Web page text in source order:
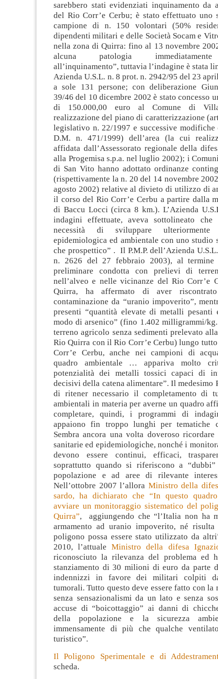
sarebbero stati evidenziati inquinamento da
del Rio Corr’e Cerbu; è stato effettuato uno
campione di n. 150 volontari (50%
dipendenti militari e delle Società Socam e
nella zona di Quirra: fino al 13 novembre
alcuna patologia
all’inquinamento”, tuttavia l’indagine è stata
Azienda U.S.L. n. 8 prot. n. 2942/95 del 23
a sole 131 persone; con deliberazione
39/46 del 10 dicembre 2002 è stato concesso
di 150.000,00 euro al Comune di
realizzazione del piano di caratterizzazione
legislativo n. 22/1997 e successive
D.M. n. 471/1999) dell’area (la cui
affidata dall’Assessorato regionale della
alla Progemisa s.p.a. nel luglio 2002); i
di San Vito hanno adottato ordinanze
(rispettivamente la n. 20 del 14 novembre
agosto 2002) relative al divieto di utilizzo di
il corso del Rio Corr’e Cerbu a partire dalla
di Baccu Locci (circa 8 km.). L’Azienda
indagini effettuate, aveva sottolineato
necessità di sviluppare ulteriormente
epidemiologica ed ambientale con uno studio
che prospettico” . Il P.M.P. dell’Azienda
n. 2626 del 27 febbraio 2003), al termine
preliminare condotta con prelievi di
nell’alveo e nelle vicinanze del Rio Corr’e
Quirra, ha affermato di aver riscontrato
contaminazione da “uranio impoverito”,
presenti “quantità elevate di metalli pesanti
modo di arsenico” (fino 1.402 milligrammi/
terreno agricolo senza sedimenti prelevato
Rio Quirra con il Rio Corr’e Cerbu) lungo
Corr’e Cerbu, anche nei campioni di
quadro ambientale … appariva molto
potenzialità dei metalli tossici capaci di
decisivi della catena alimentare”. Il medesimo
di ritener necessario il completamento di
ambientali in materia per averne un quadro
completare, quindi, i programmi di
appaiono fin troppo lunghi per tematiche
Sembra ancora una volta doveroso
sanitarie ed epidemiologiche, nonché i
devono essere continui, efficaci,
soprattutto quando si riferiscono a
popolazione e ad aree di rilevante
Nell’ottobre 2007 l’allora Ministro della
sardo, ha dichiarato che “In questo
avviare un monitoraggio sistematico del
Quirra”, aggiungendo che “l’Italia non ha
armamento ad uranio impoverito, né
poligono possa essere stato utilizzato da
2010, l’attualeMinistro della difesa
riconosciuto la rilevanza del problema ed
stanziamento di 30 milioni di euro da parte
indennizzi in favore dei militari colpiti
tumorali. Tutto questo deve essere fatto con la
senza sensazionalismi da un lato e senza
accuse di “boicottaggio” ai danni di
della popolazione e la sicurezza
immensamente di più che qualche
turistico”.
Il Poligono Sperimentale e di
scheda.